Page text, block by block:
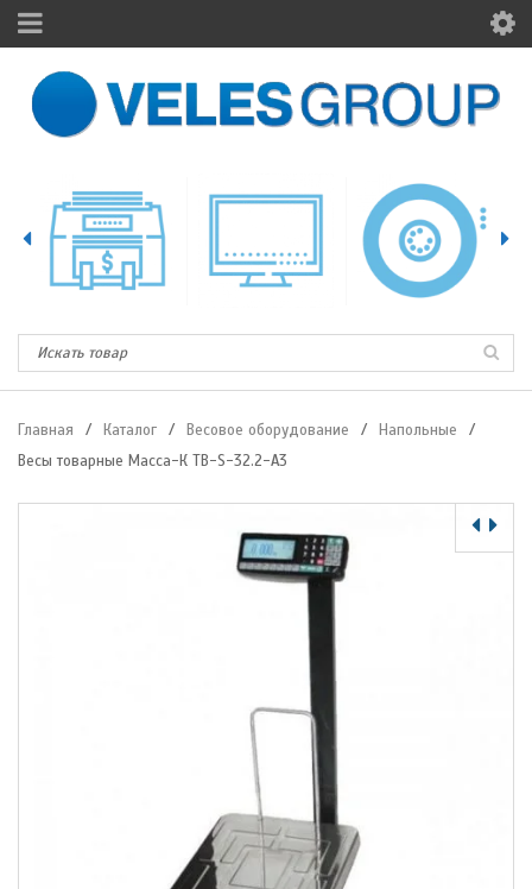
Главная / Каталог / Весовое оборудование / Напольные
/
Весы товарные Масса-К ТB-S-32.2-А3